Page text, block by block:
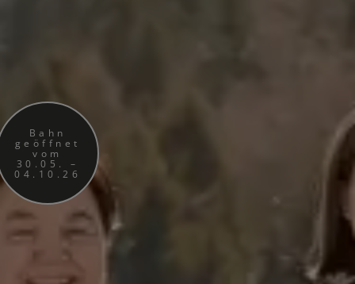
Bahn
geöffnet
vom
30.05. –
04.10.26